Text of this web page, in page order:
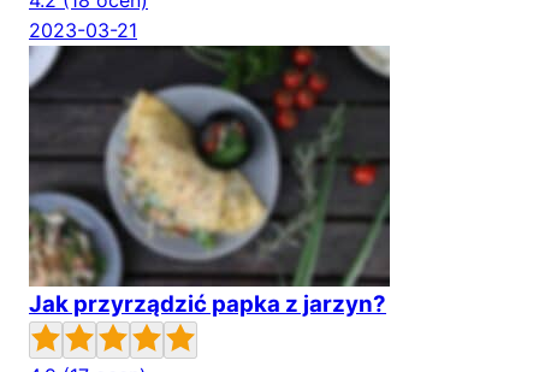
2023-03-21
Jak przyrządzić papka z jarzyn?